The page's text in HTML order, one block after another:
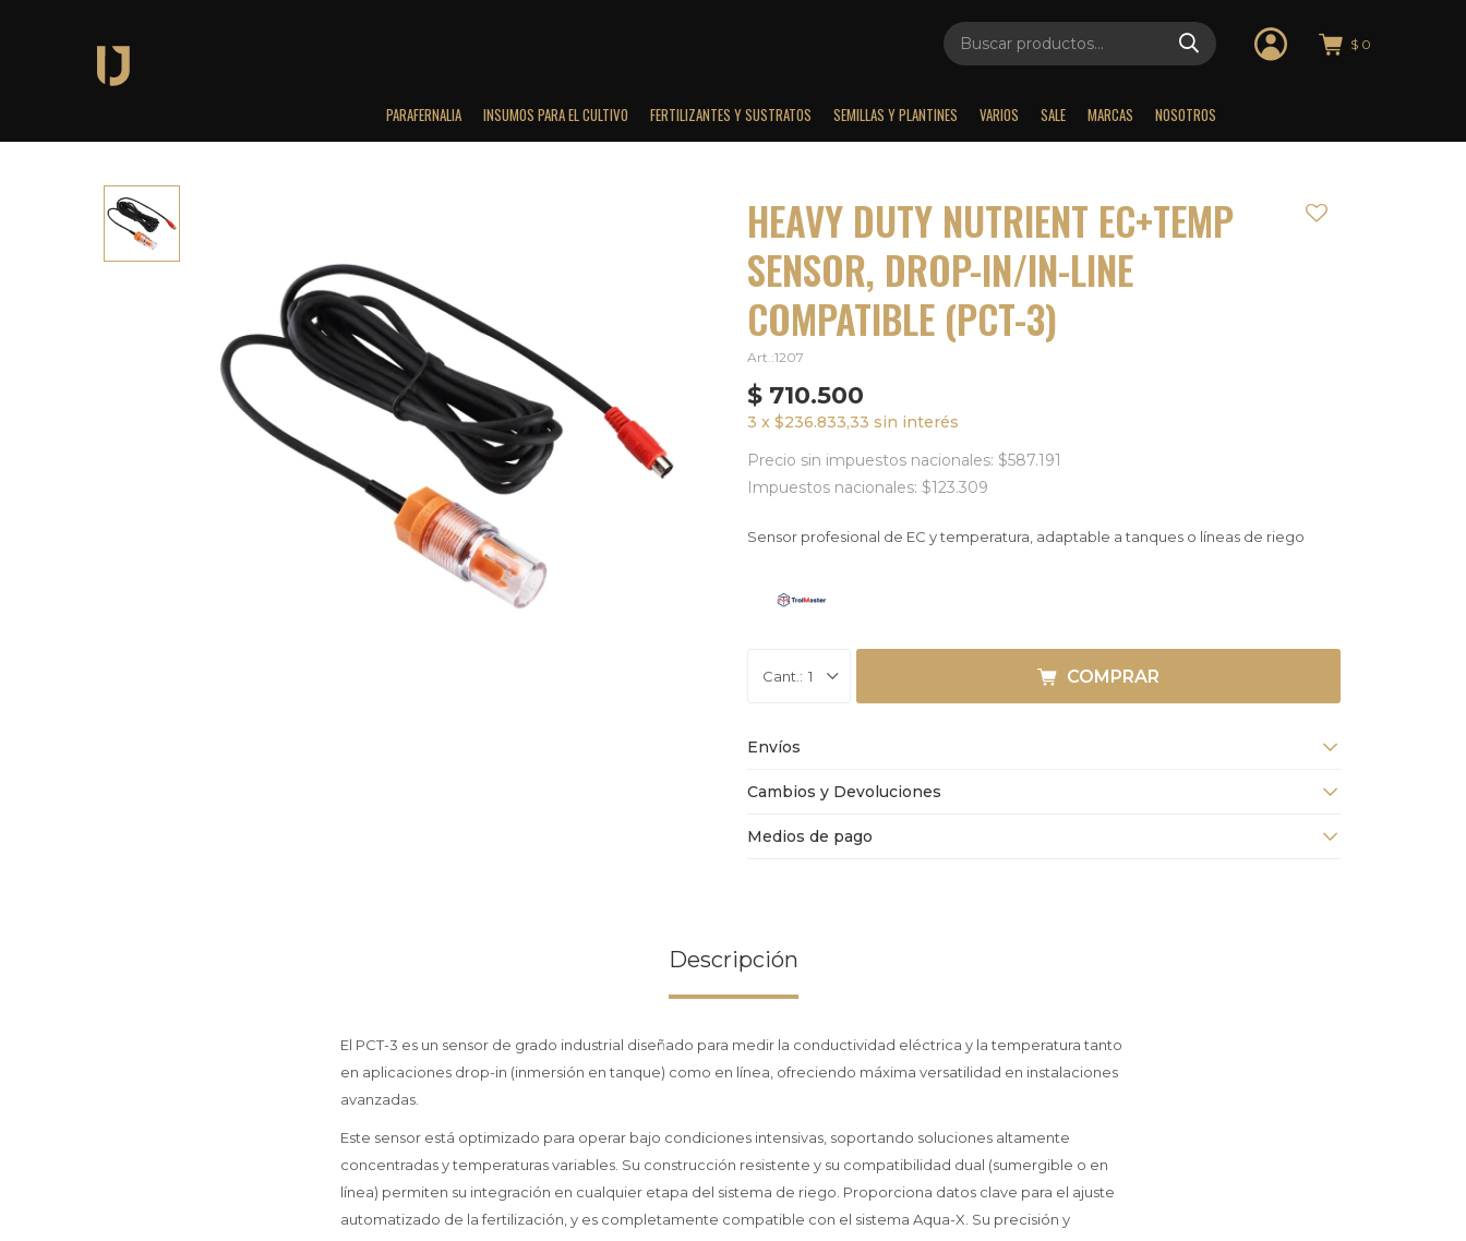
PARAFERNALIA INSUMOS PARA EL CULTIVO FERTILIZANTES Y SUSTRATOS SEMILLAS Y PLANTINES VARIOS SALE MARCAS NOSOTROS
$ 0
HEAVY DUTY NUTRIENT EC+TEMP
SENSOR, DROP-IN/IN-LINE
COMPATIBLE (PCT-3)
1207
$ 710.500
3 x $236.833,33 sin interés
Precio sin impuestos nacionales: $587.191
Impuestos nacionales: $123.309
Sensor profesional de EC y temperatura, adaptable a tanques o líneas de riego
1 COMPRAR
Envíos
Cambios y Devoluciones
Medios de pago
Descripción
El PCT-3 es un sensor de grado industrial diseñado para medir la conductividad eléctrica y la temperatura tanto
en aplicaciones drop-in (inmersión en tanque) como en línea, ofreciendo máxima versatilidad en instalaciones
avanzadas.
Este sensor está optimizado para operar bajo condiciones intensivas, soportando soluciones altamente
concentradas y temperaturas variables. Su construcción resistente y su compatibilidad dual (sumergible o en
línea) permiten su integración en cualquier etapa del sistema de riego. Proporciona datos clave para el ajuste
automatizado de la fertilización, y es completamente compatible con el sistema Aqua-X. Su precisión y